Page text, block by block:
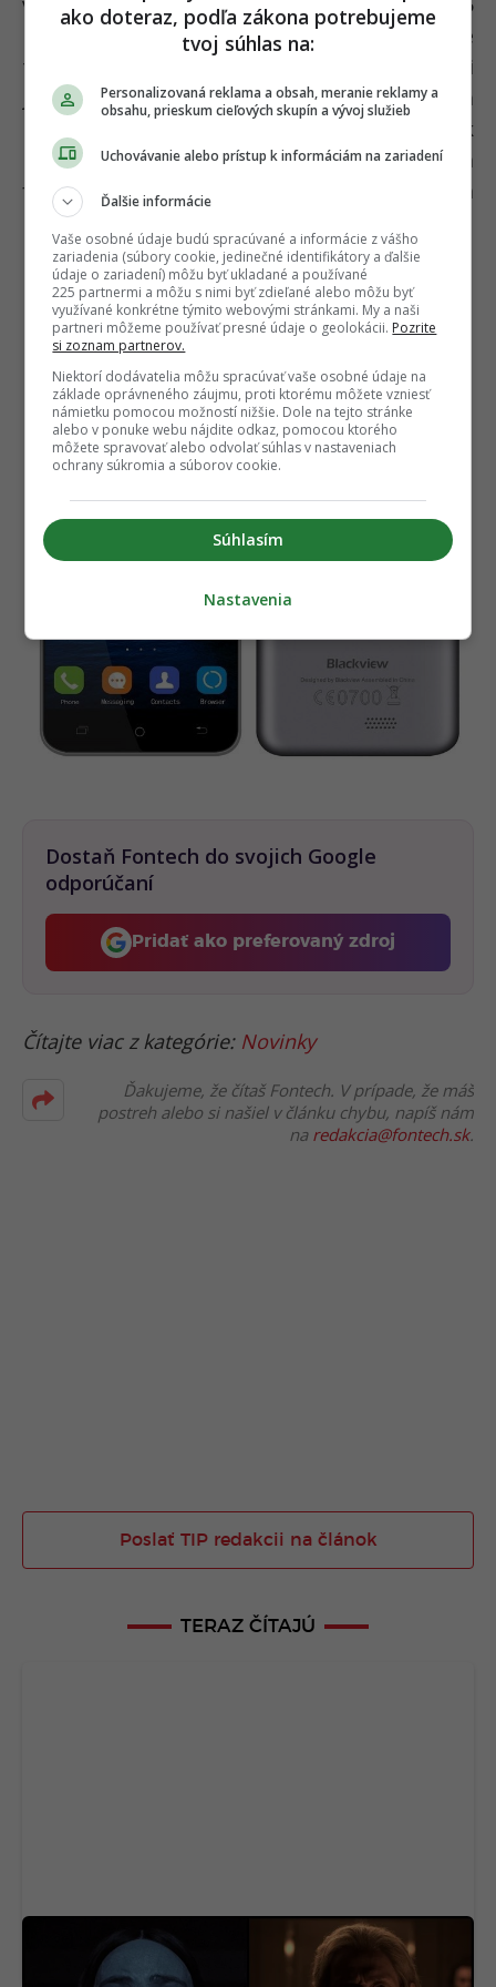
palcov ponúka HD rozlíšenie, procesorom je
tentokrát slabší MediaTek MT6580 so štyrmi
jadrami o takte 1.3 GHz, pamäť RAM má
kapacitu 1 GB a fotografie, hudbu, či akékoľvek
iné súbory budete ukladať na 8 GB úložisko. Na
fotenie je k dispozícií na zadnej strane 5 Mpx a
na prednej strane 2 Mpx fotoaparát.
→Zobraziť ponuku na Blackview BV2000←
Dostaň Fontech do svojich Google
odporúčaní
Pridať ako preferovaný zdroj
Fontech, odkaz sa otvorí v
Čítajte viac z kategórie: Novinky
Ďakujeme, že čítaš Fontech. V prípade, že máš
postreh alebo si našiel v článku chybu, napíš nám
na redakcia@fontech.sk.
Poslať TIP redakcii na článok
TERAZ ČÍTAJÚ
Na Netflix dorazila geniálna novinka aj s
dabingom. Má aj slovenský rukopis
ako doteraz, podľa zákona potrebujeme
tvoj súhlas na:
Personalizovaná reklama a obsah, meranie reklamy a
obsahu, prieskum cieľových skupín a vývoj služieb
Uchovávanie alebo prístup k informáciám na zariadení
Ďalšie informácie
Vaše osobné údaje budú spracúvané a informácie z vášho
zariadenia (súbory cookie, jedinečné identifikátory a ďalšie
údaje o zariadení) môžu byť ukladané a používané
225 partnermi a môžu s nimi byť zdieľané alebo môžu byť
využívané konkrétne týmito webovými stránkami. My a naši
partneri môžeme používať presné údaje o geolokácii. Pozrite
si zoznam partnerov.
Niektorí dodávatelia môžu spracúvať vaše osobné údaje na
základe oprávneného záujmu, proti ktorému môžete vzniesť
námietku pomocou možností nižšie. Dole na tejto stránke
alebo v ponuke webu nájdite odkaz, pomocou ktorého
môžete spravovať alebo odvolať súhlas v nastaveniach
ochrany súkromia a súborov cookie.
Súhlasím
Nastavenia